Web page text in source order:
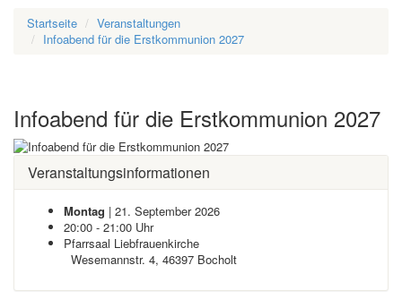
Startseite
Veranstaltungen
Infoabend für die Erstkommunion 2027
Infoabend für die Erstkommunion 2027
Veranstaltungsinformationen
Montag | 21. September 2026
20:00 - 21:00 Uhr
Pfarrsaal Liebfrauenkirche
Wesemannstr. 4, 46397 Bocholt